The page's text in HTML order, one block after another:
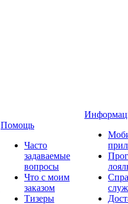
Помощь
Часто
задаваемые
вопросы
Что с моим
заказом
Тизеры